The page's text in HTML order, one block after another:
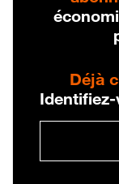
Déjà